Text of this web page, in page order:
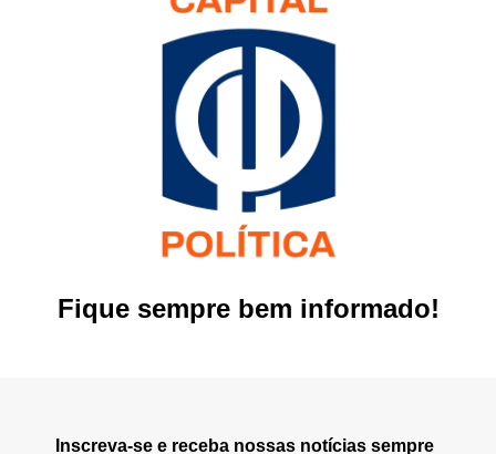
Fique sempre bem informado!
Inscreva-se e receba nossas notícias sempre